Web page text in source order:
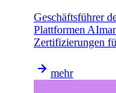
Geschäftsführer
Plattformen
Zertifizierungen
mehr